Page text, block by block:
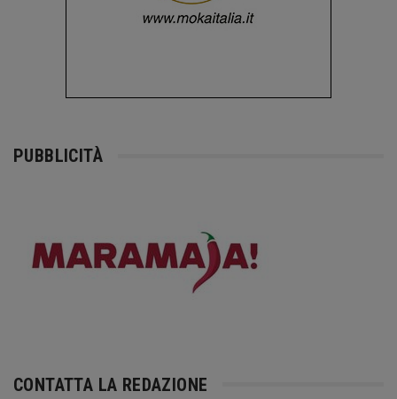
PUBBLICITÀ
CONTATTA LA REDAZIONE